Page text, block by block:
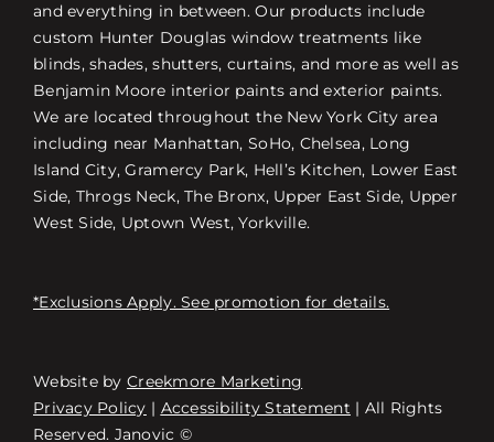
Free Consultation
and everything in between. Our products include
custom Hunter Douglas window treatments like
blinds, shades, shutters, curtains, and more as well as
Benjamin Moore interior paints and exterior paints.
We are located throughout the New York City area
including near Manhattan, SoHo, Chelsea, Long
Island City, Gramercy Park, Hell’s Kitchen, Lower East
Side, Throgs Neck, The Bronx, Upper East Side, Upper
West Side, Uptown West, Yorkville.
*Exclusions Apply. See promotion for details.
Website by Creekmore Marketing
Privacy Policy | Accessibility Statement | All Rights
Reserved. Janovic ©